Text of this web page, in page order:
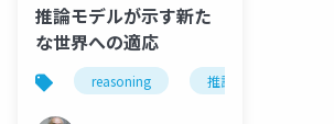
推論モデルが示す新た
な世界への適応
reasoning 推論強化モデル